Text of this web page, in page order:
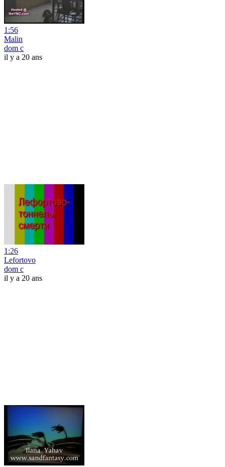
1:56
Malin
dom c
il y a 20 ans
1:26
Lefortovo
dom c
il y a 20 ans